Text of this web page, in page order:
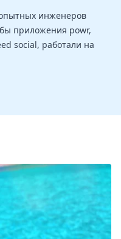
инженеров
приложения powr,
social, работали на